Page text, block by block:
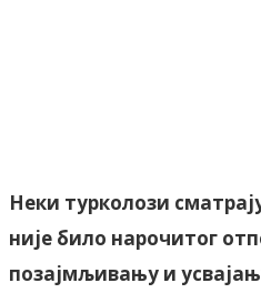
Неки турколози
није било нарочитог
позајмљивању и